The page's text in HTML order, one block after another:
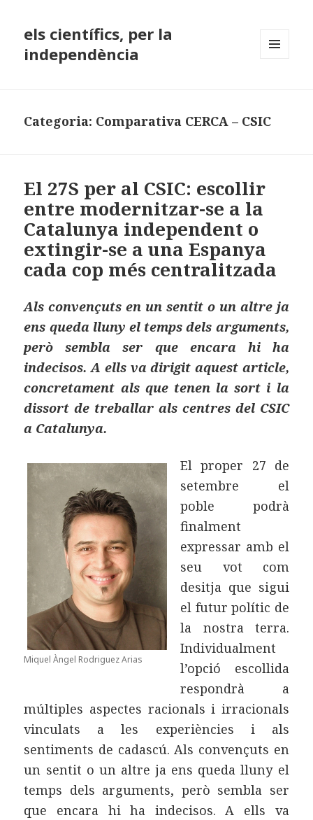
els científics, per la
independència
Categoria: Comparativa CERCA – CSIC
El 27S per al CSIC: escollir
entre modernitzar-se a la
Catalunya independent o
extingir-se a una Espanya
cada cop més centralitzada
Als convençuts en un sentit o un altre ja
ens queda lluny el temps dels arguments,
però sembla ser que encara hi ha
indecisos. A ells va dirigit aquest article,
concretament als que tenen la sort i la
dissort de treballar als centres del CSIC
a Catalunya.
Miquel Àngel Rodriguez Arias
El proper 27 de
setembre el
poble podrà
finalment
expressar amb el
seu vot com
desitja que sigui
el futur polític de
la nostra terra.
Individualment
l’opció escollida
respondrà a
múltiples aspectes racionals i irracionals
vinculats a les experiències i als
sentiments de cadascú. Als convençuts en
un sentit o un altre ja ens queda lluny el
temps dels arguments, però sembla ser
que encara hi ha indecisos. A ells va